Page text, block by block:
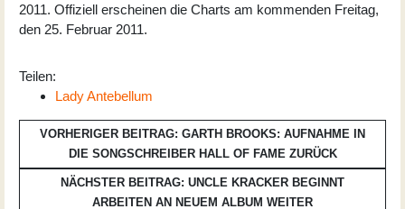
2011. Offiziell erscheinen die Charts am kommenden Freitag,
den 25. Februar 2011.
Teilen:
Lady Antebellum
VORHERIGER BEITRAG: GARTH BROOKS: AUFNAHME IN
DIE SONGSCHREIBER HALL OF FAME ZURÜCK
NÄCHSTER BEITRAG: UNCLE KRACKER BEGINNT
ARBEITEN AN NEUEM ALBUM WEITER